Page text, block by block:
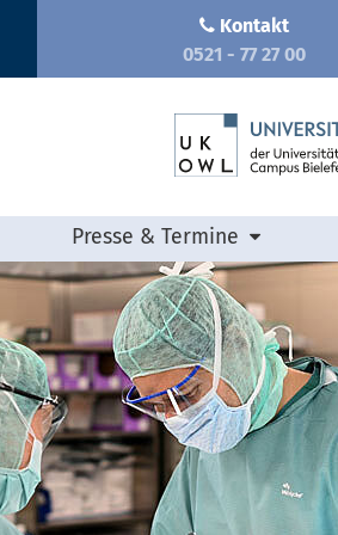
Kontakt
0521 - 77 27 00
Presse & Termine